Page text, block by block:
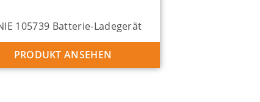
105739 Batterie-Ladegerät
PRODUKT ANSEHEN